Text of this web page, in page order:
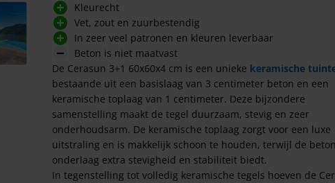
View larger imageKleurecht
Vet, zout en zuurbestendig
In zeer veel patronen en kleuren leverbaar
Beton is niet maatvast
De Cerasun 3+1 60x60x4 cm is een unieke keramische
bestaande uit een basislaag van 3 centimeter beton en een
keramische toplaag van 1 centimeter. Deze bijzondere
samenstelling maakt de tegel duurzaam, stevig en zeer
onderhoudsarm. De keramische toplaag zorgt voor een luxe
uitstraling en is makkelijk schoon te houden, terwijl de
onderlaag extra stevigheid en stabiliteit biedt.
In tegenstelling tot volledig keramische tegels hoeven de